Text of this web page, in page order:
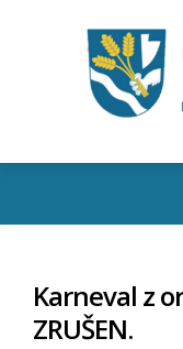
Karneval z
ZRUŠEN.